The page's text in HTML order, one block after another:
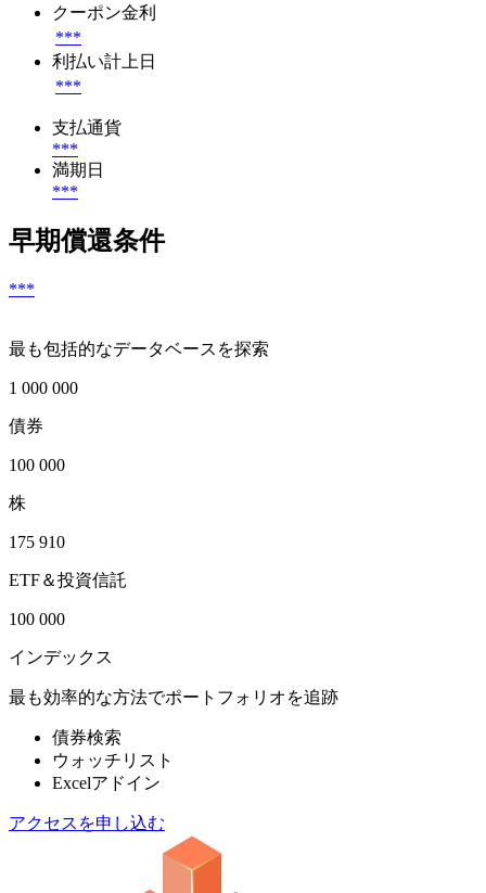
クーポン金利
***
利払い計上日
***
支払通貨
***
満期日
***
早期償還条件
***
最も包括的なデータベースを探索
1 000 000
債券
100 000
株
175 910
ETF＆投資信託
100 000
インデックス
最も効率的な方法でポートフォリオを追跡
債券検索
ウォッチリスト
Excelアドイン
アクセスを申し込む